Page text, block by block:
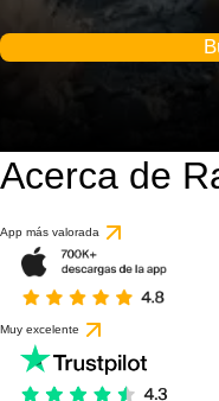
Acerca de
App más valorada
Muy excelente